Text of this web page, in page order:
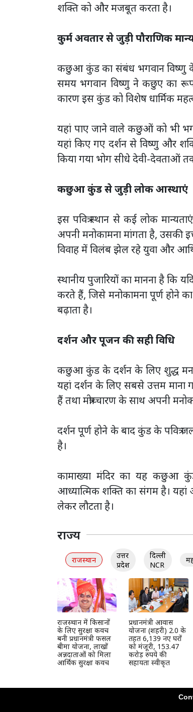
शक्ति को और मजबूत करता है।
कुर्म अवतार से जुड़ी पौराणिक
कछुआ कुंड का संबंध भगवान विष्णु के
समय भगवान विष्णु ने कछुए का रूप
कारण इस कुंड को विशेष धार्मिक महत्व
यहां पाए जाने वाले कछुओं को भी
यहां किए गए दर्शन से विष्णु और
किया गया भोग सीधे देवी-देवताओं
कछुआ कुंड से जुड़ी लोक आस्थाएं
इस पवित्र स्थान से कई लोक
अपनी मनोकामना मांगता है, उसकी
विवाह में विलंब झेल रहे युवा और
स्थानीय पुजारियों का मानना है कि
करते हैं, जिसे मनोकामना पूर्ण होने
बढ़ाता है।
दर्शन और पूजन की सही विधि
कछुआ कुंड के दर्शन के लिए शुद्ध मन
यहां दर्शन के लिए सबसे उत्तम
हैं तथा मंत्रोच्चारण के साथ अपनी
दर्शन पूर्ण होने के बाद कुंड के पवित्र
है।
कामाख्या मंदिर का यह कछुआ
आध्यात्मिक शक्ति का संगम है। यहां
लेकर लौटता है।
राज्य
राजस्थान
उत्तर
प्रदेश
दिल्ली
NCR
राजस्थान में किसानों
के लिए सुरक्षा कवच
बनी प्रधानमंत्री फसल
बीमा योजना, लाखों
अन्नदाताओं को मिला
आर्थिक सुरक्षा कवच
प्रधानमंत्री आवास
योजना (शहरी) 2.0 के
तहत 6,139 नए घरों
को मंजूरी, 153.47
करोड़ रुपये की
सहायता स्वीकृत